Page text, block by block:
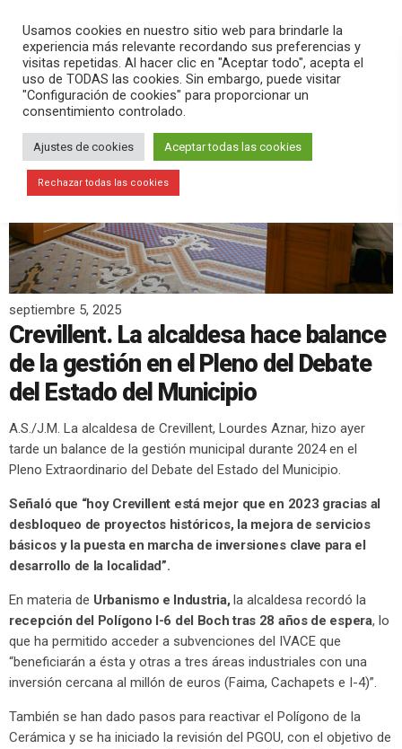
search menu pause PLAY
septiembre 5, 2025
Crevillent. La alcaldesa hace balance
de la gestión en el Pleno del Debate
del Estado del Municipio
A.S./J.M. La alcaldesa de Crevillent, Lourdes Aznar, hizo ayer
tarde un balance de la gestión municipal durante 2024 en el
Pleno Extraordinario del Debate del Estado del Municipio.
Señaló que “hoy Crevillent está mejor que en 2023 gracias al
desbloqueo de proyectos históricos, la mejora de servicios
básicos y la puesta en marcha de inversiones clave para el
desarrollo de la localidad”.
En materia de Urbanismo e Industria, la alcaldesa recordó la
recepción del Polígono I-6 del Boch tras 28 años de espera, lo
que ha permitido acceder a subvenciones del IVACE que
“beneficiarán a ésta y otras a tres áreas industriales con una
inversión cercana al millón de euros (Faima, Cachapets e I-4)”.
También se han dado pasos para reactivar el Polígono de la
Cerámica y se ha iniciado la revisión del PGOU, con el objetivo de
Usamos cookies en nuestro sitio web para brindarle la
experiencia más relevante recordando sus preferencias y
visitas repetidas. Al hacer clic en "Aceptar todo", acepta el
uso de TODAS las cookies. Sin embargo, puede visitar
"Configuración de cookies" para proporcionar un
consentimiento controlado.
Ajustes de cookies Aceptar todas las cookies
Rechazar todas las cookies